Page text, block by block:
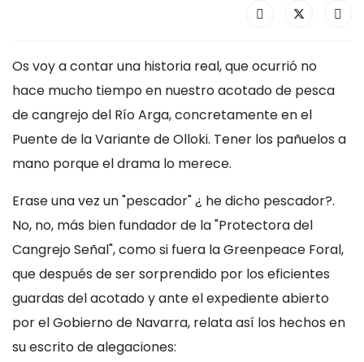
Os voy a contar una historia real, que ocurrió no
hace mucho tiempo en nuestro acotado de pesca
de cangrejo del Río Arga, concretamente en el
Puente de la Variante de Olloki. Tener los pañuelos a
mano porque el drama lo merece.
Erase una vez un "pescador" ¿ he dicho pescador?.
No, no, más bien fundador de la "Protectora del
Cangrejo Señal", como si fuera la Greenpeace Foral,
que después de ser sorprendido por los eficientes
guardas del acotado y ante el expediente abierto
por el Gobierno de Navarra, relata así los hechos en
su escrito de alegaciones: